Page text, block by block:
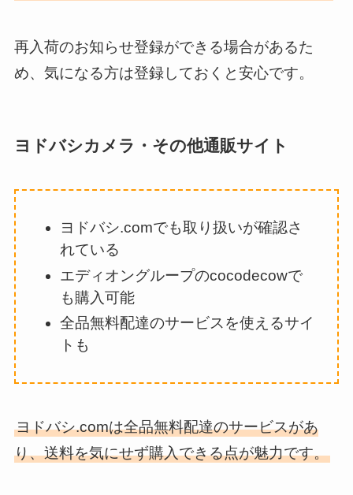
再入荷のお知らせ登録ができる場合があるた
め、気になる方は登録しておくと安心です。
ヨドバシカメラ・その他通販サイト
ヨドバシ.comでも取り扱いが確認さ
れている
エディオングループのcocodecowで
も購入可能
全品無料配達のサービスを使えるサイ
トも
ヨドバシ.comは全品無料配達のサービスがあ
り、送料を気にせず購入できる点が魅力です。